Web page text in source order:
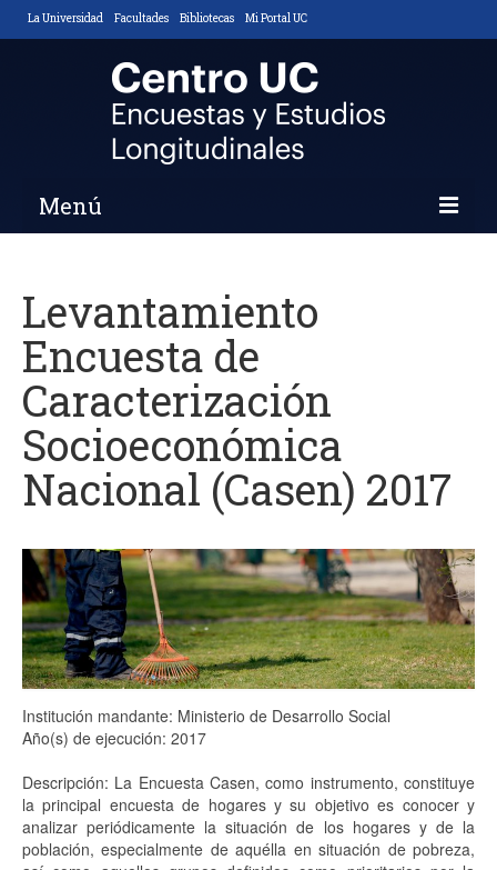
La Universidad Facultades Bibliotecas Mi Portal UC
Menú
Nosotros
Descripción y Objetivos
Áreas de Trabajo
Equipo
Noticias
Análisis
Contacto
Levantamiento
Encuesta de
Caracterización
Socioeconómica
Nacional (Casen) 2017
Institución mandante: Ministerio de Desarrollo Social
Año(s) de ejecución: 2017
Descripción: La Encuesta Casen, como instrumento, constituye
la principal encuesta de hogares y su objetivo es conocer y
analizar periódicamente la situación de los hogares y de la
población, especialmente de aquélla en situación de pobreza,